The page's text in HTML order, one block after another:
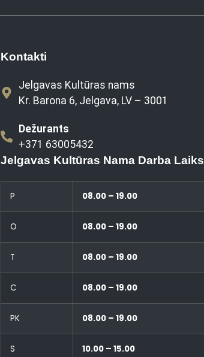
Kontakti
Jelgavas Kultūras nams
Kr. Barona 6, Jelgava, LV – 3001
Dežurants
+371 63005432
Jelgavas Kultūras Nama Darba Laiks
P 08.00 – 19.00
O 08.00 – 19.00
T 08.00 – 19.00
C 08.00 – 19.00
PK 08.00 – 19.00
S 10.00 – 15.00